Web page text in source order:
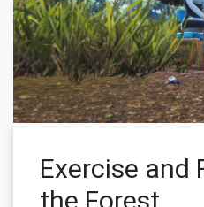
Exercise and
the Forest